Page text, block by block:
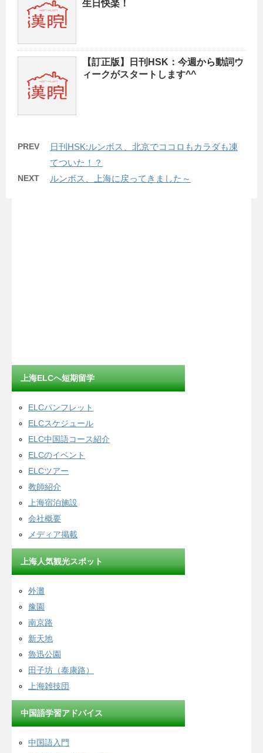
生日快楽！
【訂正版】日刊HSK：今週から動詞ウ
ィークがスタートします^^
PREV
日刊HSK:ルンボス、北京でココロもカラダも凍
てついた！？
NEXT ルンボス、上海に戻ってきました～
上海ELCへ短期留学
ELCパンフレット
ELCスケジュール
ELC中国語コース紹介
ELCのイベント
ELCツアー
教師紹介
上海宿泊施設
会社概要
メディア掲載
上海人気観光スポット
外灘
豫園
南京路
新天地
魯迅公園
田子坊（泰康路）
上海雑技団
中国語学習アドバイス
中国語入門